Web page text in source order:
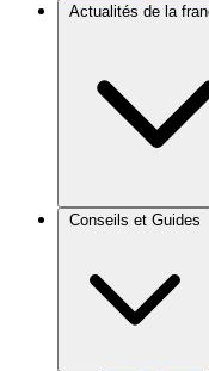
Actualités de la
Brèves et actus
Conseils et Guides